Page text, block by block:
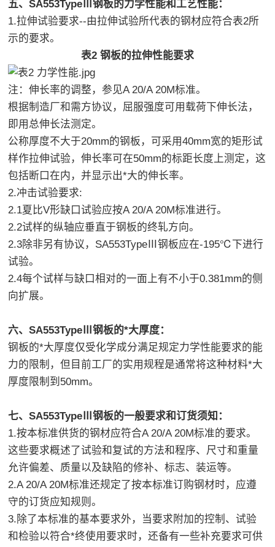
五、SA553TypeⅢ钢板的力学性能和工艺性能：
1.拉伸试验要求--由拉伸试验所代表的钢材应符合表2所
示的要求。
表2 钢板的拉伸性能要求
注：伸长率的调整，参见A 20/A 20M标准。
根据制造厂和需方协议，屈服强度可用载荷下伸长法，
即用总伸长法测定。
公称厚度不大于20mm的钢板，可采用40mm宽的矩形试
样作拉伸试验，伸长率可在50mm的标距长度上测定，这
包括断口在内，并显示出*大的伸长率。
2.冲击试验要求:
2.1夏比V形缺口试验应按A 20/A 20M标准进行。
2.2试样的纵轴应垂直于钢板的终轧方向。
2.3除非另有协议，SA553TypeⅢ钢板应在-195℃下进行
试验。
2.4每个试样与缺口相对的一面上有不小于0.381mm的侧
向扩展。
六、SA553TypeⅢ钢板的*大厚度：
钢板的*大厚度仅受化学成分满足规定力学性能要求的能
力的限制，但目前工厂的实用规程是通常将这种材料*大
厚度限制到50mm。
七、SA553TypeⅢ钢板的一般要求和订货须知：
1.按本标准供货的钢材应符合A 20/A 20M标准的要求。
这些要求概述了试验和复试的方法和程序、尺寸和重量
允许偏差、质量以及缺陷的修补、标志、装运等。
2.A 20/A 20M标准还规定了按本标准订购钢材时，应遵
守的订货应知规则。
3.除了本标准的基本要求外，当要求附加的控制、试验
和检验以符合*终使用要求时，还备有一些补充要求可供